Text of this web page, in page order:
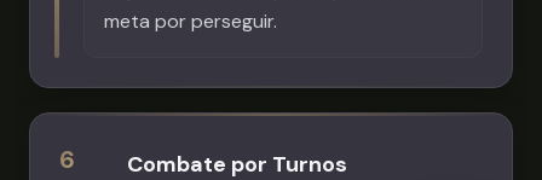
meta por perseguir.
6 Combate por Turnos